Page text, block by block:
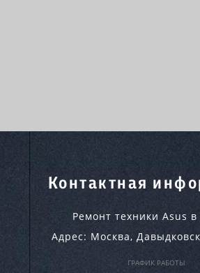
Контактная
Ремонт техники Asus
Адрес: Москва,
ГРАФИК РАБОТЫ